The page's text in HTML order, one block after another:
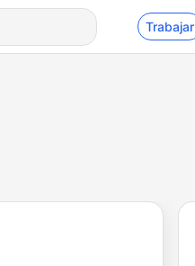
Trabajar